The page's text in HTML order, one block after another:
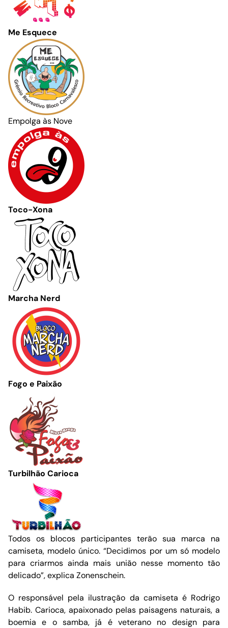
Me Esquece
Empolga às Nove
Toco-Xona
Marcha Nerd
Fogo e Paixão
Turbilhão Carioca
Todos os blocos participantes terão sua marca na
camiseta, modelo único. “Decidimos por um só modelo
para criarmos ainda mais união nesse momento tão
delicado”, explica Zonenschein.
O responsável pela ilustração da camiseta é Rodrigo
Habib. Carioca, apaixonado pelas paisagens naturais, a
boemia e o samba, já é veterano no design para